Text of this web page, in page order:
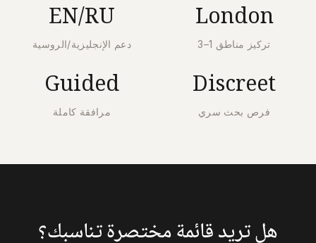
London
تركيز مناطق 1–3
EN/RU
دعم الإنجليزية/الروسية
Discreet
فرص بحث سري
Guided
مرافقة كاملة
هل تريد قائمة مختصرة تناسبك؟